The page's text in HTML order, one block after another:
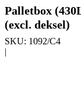
Palletbox
(excl. deksel)
SKU: 1092/C4
|